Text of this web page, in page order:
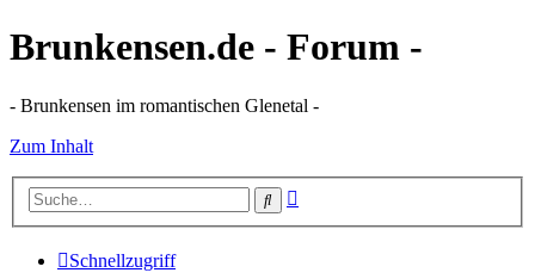
Brunkensen.de - Forum -
- Brunkensen im romantischen Glenetal -
Zum Inhalt
Suche
Schnellzugriff